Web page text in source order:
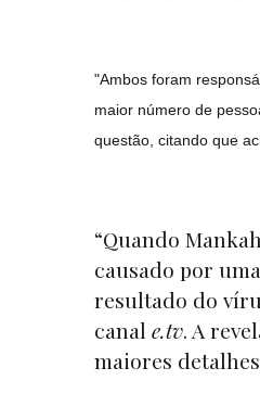
"Ambos foram
maior número de
questão, citando que
“Quando
causado por
resultado do
canale.tv. A
maiores